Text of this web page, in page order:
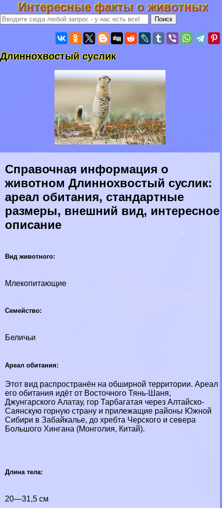
Интересные факты о животных
Длиннохвостый суслик
Справочная информация о
животном Длиннохвостый суслик:
ареал обитания, стандартные
размеры, внешний вид, интересное
описание
Вид животного:
Млекопитающие
Семейство:
Беличьи
Ареал обитания:
Этот вид распространён на обширной территории. Ареал
его обитания идёт от Восточного Тянь-Шаня,
Джунгарского Алатау, гор Тарбагатая через Алтайско-
Саянскую горную страну и прилежащие районы Южной
Сибири в Забайкалье, до хребта Черского и севера
Большого Хингана (Монголия, Китай).
Длина тела:
20—31,5 см